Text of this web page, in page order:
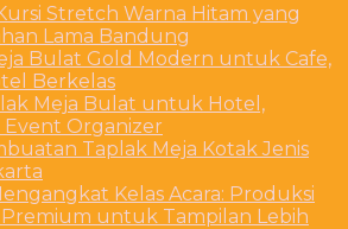
Stretch Warna Hitam yang
Lama Bandung
Bulat Gold Modern untuk Cafe,
Berkelas
Meja Bulat untuk Hotel,
Event Organizer
Taplak Meja Kotak Jenis
Kelas Acara: Produksi
untuk Tampilan Lebih